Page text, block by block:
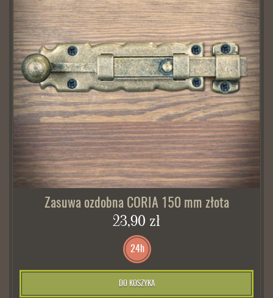
Zasuwa ozdobna CORIA 150 mm złota
23,90 zł
24h
DO KOSZYKA